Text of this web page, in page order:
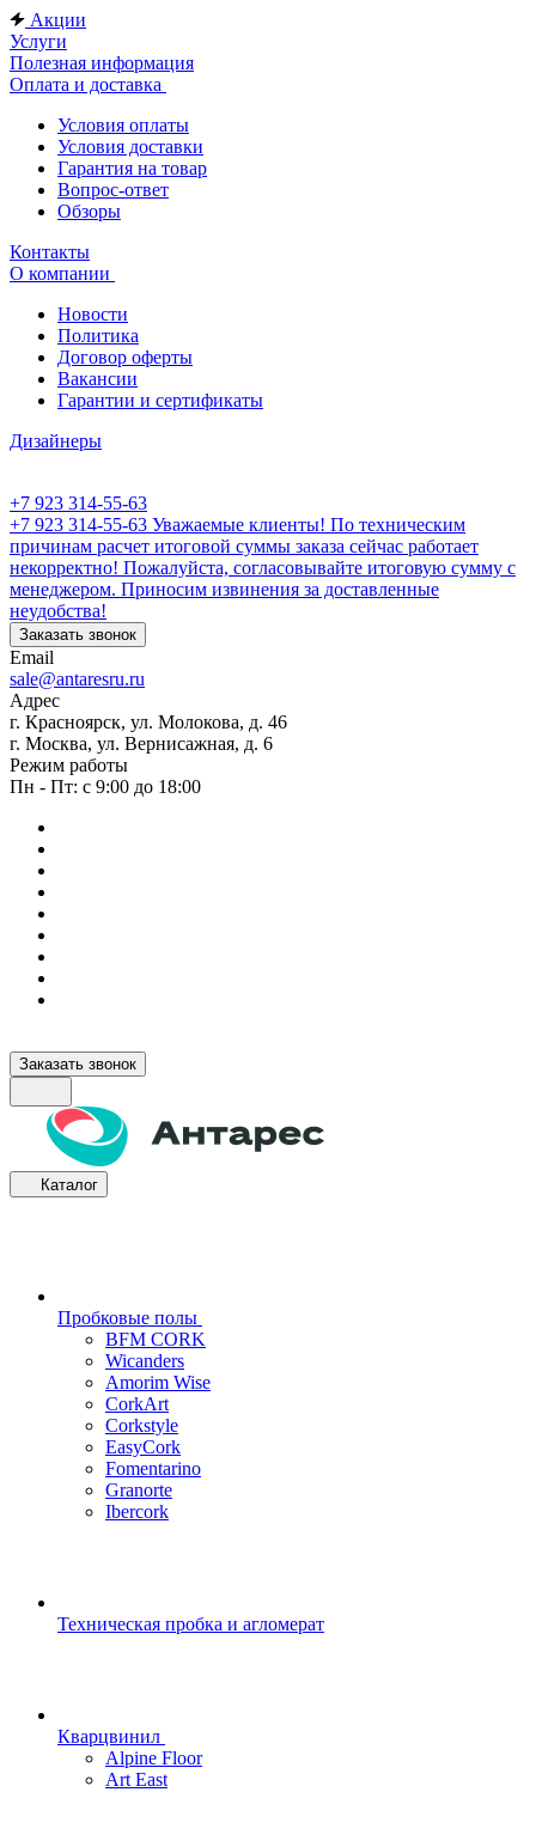
Акции
Услуги
Полезная информация
Оплата и доставка
Условия оплаты
Условия доставки
Гарантия на товар
Вопрос-ответ
Обзоры
Контакты
О компании
Новости
Политика
Договор оферты
Вакансии
Гарантии и сертификаты
Дизайнеры
+7 923 314-55-63
+7 923 314-55-63 Уважаемые клиенты! По техническим
причинам расчет итоговой суммы заказа сейчас работает
некорректно! Пожалуйста, согласовывайте итоговую сумму с
менеджером. Приносим извинения за доставленные
неудобства!
Заказать звонок
Email
sale@antaresru.ru
Адрес
г. Красноярск, ул. Молокова, д. 46
г. Москва, ул. Вернисажная, д. 6
Режим работы
Пн - Пт: с 9:00 до 18:00
Заказать звонок
Каталог
Пробковые полы
BFM CORK
Wicanders
Amorim Wise
CorkArt
Corkstyle
EasyCork
Fomentarino
Granorte
Ibercork
Техническая пробка и агломерат
Кварцвинил
Alpine Floor
Art East